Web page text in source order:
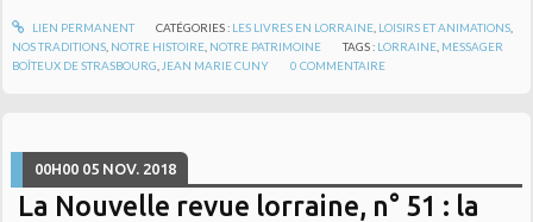
LIEN PERMANENT CATÉGORIES : LES LIVRES EN LORRAINE, LOISIRS ET ANIMATIONS,
NOS TRADITIONS NOTRE HISTOIRE NOTRE PATRIMOINE TAGS : LORRAINE MESSAGER
BOÎTEUX DE STRASBOURG JEAN MARIE CUNY 0 COMMENTAIRE
00H00 05 NOV. 2018
La Nouvelle revue lorraine, n° 51 : la